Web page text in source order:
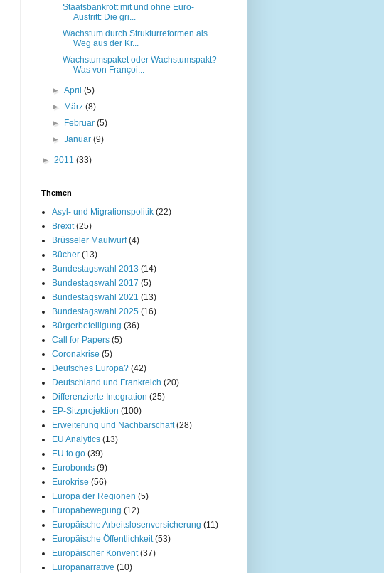
Staatsbankrott mit und ohne Euro-
Austritt: Die gri...
Wachstum durch Strukturreformen als
Weg aus der Kr...
Wachstumspaket oder Wachstumspakt?
Was von Françoi...
►April(5)
► März(8)
► Februar(5)
►Januar(9)
► 2011 (33)
Themen
Asyl- und Migrationspolitik (22)
Brexit (25)
Brüsseler Maulwurf (4)
Bücher (13)
Bundestagswahl 2013 (14)
Bundestagswahl 2017 (5)
Bundestagswahl 2021 (13)
Bundestagswahl 2025 (16)
Bürgerbeteiligung (36)
Call for Papers (5)
Coronakrise (5)
Deutsches Europa? (42)
Deutschland und Frankreich (20)
Differenzierte Integration (25)
EP-Sitzprojektion (100)
Erweiterung und Nachbarschaft (28)
EU Analytics (13)
EU to go (39)
Eurobonds (9)
Eurokrise (56)
Europa der Regionen (5)
Europabewegung (12)
Europäische Arbeitslosenversicherung (11)
Europäische Öffentlichkeit (53)
Europäischer Konvent (37)
Europanarrative (10)